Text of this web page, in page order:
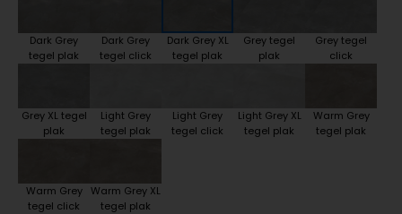
Dark Grey
tegel plak
Dark Grey
tegel click
Dark Grey XL
tegel plak
Grey tegel
plak
Grey tegel
click
Grey XL tegel
plak
Light Grey
tegel plak
Light Grey
tegel click
Light Grey XL
tegel plak
Warm Grey
tegel plak
Warm Grey
tegel click
Warm Grey XL
tegel plak